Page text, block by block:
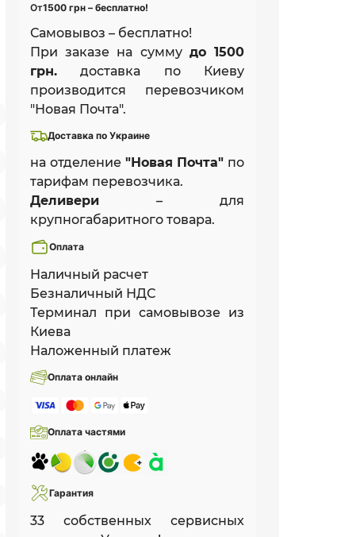
От1500 грн – бесплатно!
Самовывоз – бесплатно!
При заказе на сумму до 1500
грн. доставка по Киеву
производится перевозчиком
"Новая Почта".
Доставка по Украине
на отделение "Новая Почта" по
тарифам перевозчика.
Деливери – для
крупногабаритного товара.
Оплата
Наличный расчет
Безналичный НДС
Терминал при самовывозе из
Киева
Наложенный платеж
Оплата онлайн
Оплата частями
Гарантия
33 собственных сервисных